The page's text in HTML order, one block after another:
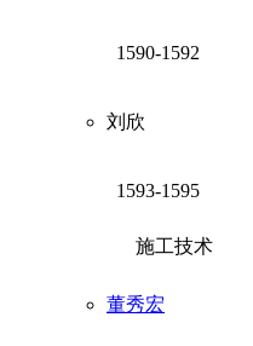
1590-1592
刘欣
1593-1595
施工技术
董秀宏